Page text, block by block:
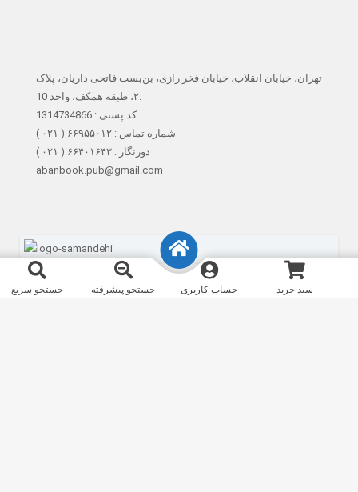
تهران، خیابان انقلاب، خیابان فخر رازی، بن‌بست فاتحی داریان، پلاک
کد پستی : 1314734866
شماره تماس : ۶۶۹۵۵۰۱۲ ( ۰۲۱ )
دورنگار : ۶۶۴۰۱۶۴۳ ( ۰۲۱ )
abanbook.pub@gmail.com
جستجو سریع جستجو پیشرفته حساب کاربری سبد خرید